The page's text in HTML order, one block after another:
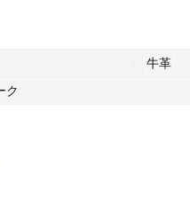
牛革
ク